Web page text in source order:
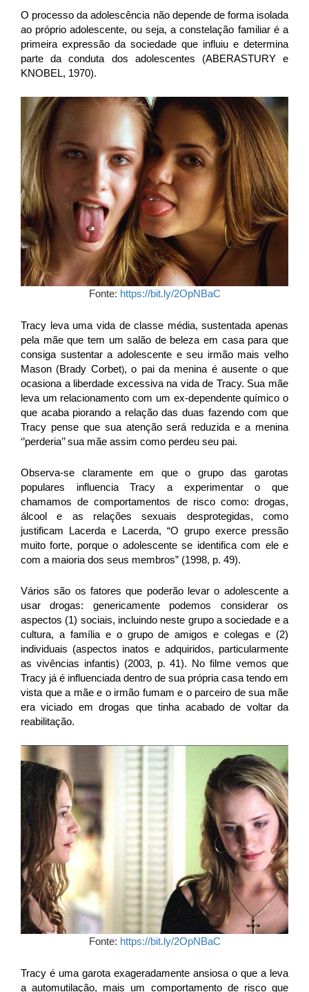
O processo da adolescência não depende de forma isolada
ao próprio adolescente, ou seja, a constelação familiar é a
primeira expressão da sociedade que influiu e determina
parte da conduta dos adolescentes (ABERASTURY e
KNOBEL, 1970).
Fonte: https://bit.ly/2OpNBaC
Tracy leva uma vida de classe média, sustentada apenas
pela mãe que tem um salão de beleza em casa para que
consiga sustentar a adolescente e seu irmão mais velho
Mason (Brady Corbet), o pai da menina é ausente o que
ocasiona a liberdade excessiva na vida de Tracy. Sua mãe
leva um relacionamento com um ex-dependente químico o
que acaba piorando a relação das duas fazendo com que
Tracy pense que sua atenção será reduzida e a menina
‘’perderia’’ sua mãe assim como perdeu seu pai.
Observa-se claramente em que o grupo das garotas
populares influencia Tracy a experimentar o que
chamamos de comportamentos de risco como: drogas,
álcool e as relações sexuais desprotegidas, como
justificam Lacerda e Lacerda, “O grupo exerce pressão
muito forte, porque o adolescente se identifica com ele e
com a maioria dos seus membros” (1998, p. 49).
Vários são os fatores que poderão levar o adolescente a
usar drogas: genericamente podemos considerar os
aspectos (1) sociais, incluindo neste grupo a sociedade e a
cultura, a família e o grupo de amigos e colegas e (2)
individuais (aspectos inatos e adquiridos, particularmente
as vivências infantis) (2003, p. 41). No filme vemos que
Tracy já é influenciada dentro de sua própria casa tendo em
vista que a mãe e o irmão fumam e o parceiro de sua mãe
era viciado emdrogas que tinha acabado de voltar da
reabilitação.
Fonte: https://bit.ly/2OpNBaC
Tracy é uma garota exageradamente ansiosa o que a leva
a automutilação, mais um comportamento de risco que